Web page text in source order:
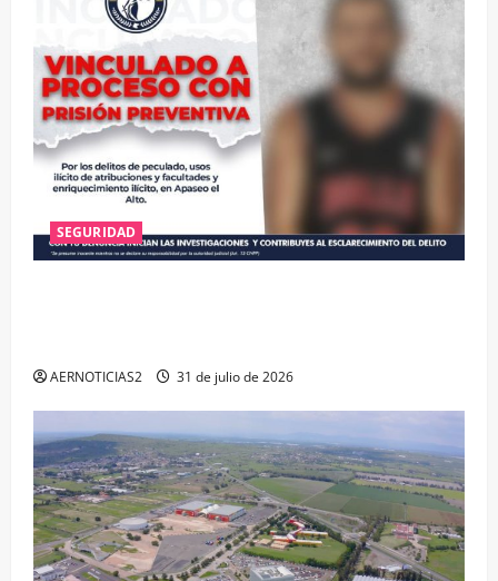
SEGURIDAD
AERNOTICIAS2 31 de julio de 2026